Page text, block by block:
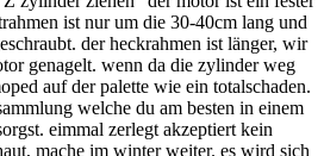
ist nur um die 30-40cm lang und
der heckrahmen ist länger, wir
genagelt. wenn da die zylinder weg
auf der palette wie ein totalschaden.
welche du am besten in einem
eimmal zerlegt akzeptiert kein
mache im winter weiter. es wird sich